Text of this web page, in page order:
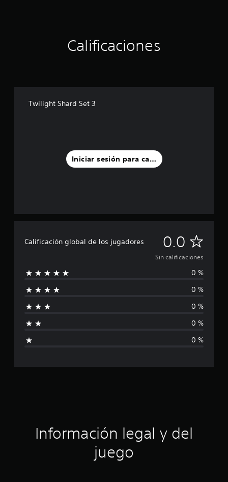
Calificaciones
Twilight Shard Set 3
Iniciar sesión para calificar
Calificación global de los jugadores 0.0 S
i
n
c
a
f
a
Sin calificaciones
0 %
0 %
0 %
0 %
0 %
Información legal y del
juego